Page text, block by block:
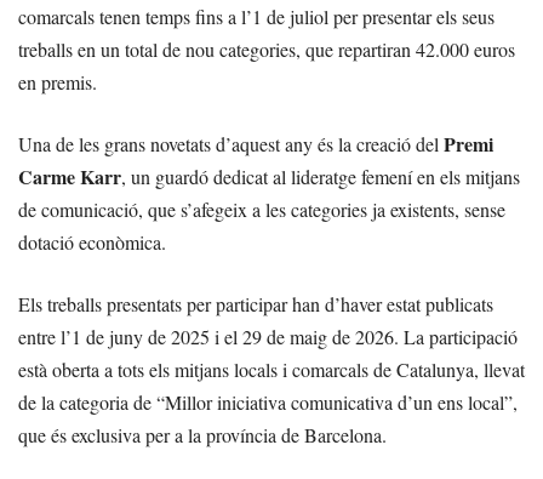
comarcals tenen temps fins a l’1 de juliol per presentar els seus
treballs en un total de nou categories, que repartiran 42.000 euros
en premis.
Una de les grans novetats d’aquest any és la creació del Premi
Carme Karr, un guardó dedicat al lideratge femení en els mitjans
de comunicació, que s’afegeix a les categories ja existents, sense
dotació econòmica.
Els treballs presentats per participar han d’haver estat publicats
entre l’1 de juny de 2025 i el 29 de maig de 2026. La participació
està oberta a tots els mitjans locals i comarcals de Catalunya, llevat
de la categoria de “Millor iniciativa comunicativa d’un ens local”,
que és exclusiva per a la província de Barcelona.